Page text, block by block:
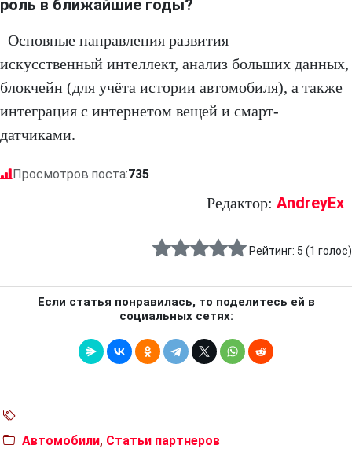
роль в ближайшие годы?
Основные направления развития —
искусственный интеллект, анализ больших данных,
блокчейн (для учёта истории автомобиля), а также
интеграция с интернетом вещей и смарт-
датчиками.
Просмотров поста:735
Редактор: AndreyEx
Рейтинг: 5 (1 голос)
Если статья понравилась, то поделитесь ей в
социальных сетях:
Автомобили, Статьи партнеров